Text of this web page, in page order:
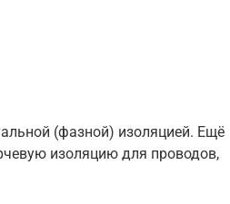
(фазной) изоляцией. Ещё
изоляцию для проводов,